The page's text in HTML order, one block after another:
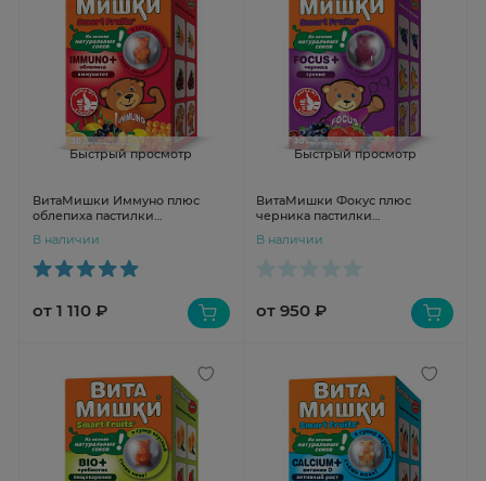
Быстрый просмотр
ВитаМишки Иммуно плюс
облепиха пастилки
В наличии
от 1 110 ₽
Быстрый просмотр
ВитаМишки Фокус плюс
черника пастилки
В наличии
от 950 ₽